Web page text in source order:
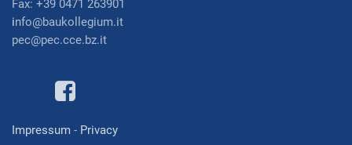
Fax: +39 0471 263901
info@baukollegium.it
pec@pec.cce.bz.it
Impressum - Privacy